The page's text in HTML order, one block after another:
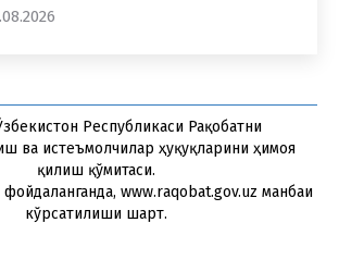
Республикаси Рақобатни
ва истеъмолчилар ҳуқуқларини ҳимоя
қилиш қўмитаси.
www.raqobat.gov.uz манбаи
кўрсатилиши шарт.